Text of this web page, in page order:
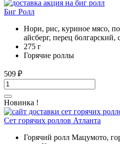
Биг Ролл
Нори, рис, куриное мясо,
айсберг, перец болгарский,
275 г
Горячие роллы
509 ₽
Новинка !
Сет горячих роллов Атланта
Горячий ролл Мацумото,